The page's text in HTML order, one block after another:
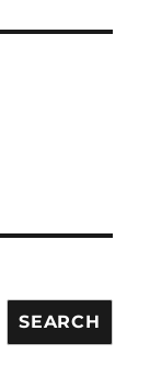
SEARCH